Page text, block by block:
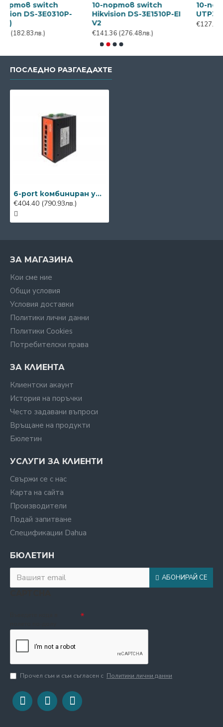
EI
10-портов switch UTEPO
UTP3-SW08-TP120-A1
(249.72лв.)
100m комбиниран
коаксиал +
€92.40
ПОСЛЕДНО РАЗГЛЕДАХТЕ
6-port комбиниран управляем PoE switch с UPS Wi-Tek WI-PMS306GF-UPS-I
€404.40 (790.93лв.)
ЗА МАГАЗИНА
Кои сме ние
Общи условия
Условия доставки
Политики лични данни
Политики Cookies
Потребителски права
ЗА КЛИЕНТА
Клиентски акаунт
История на поръчки
Често задавани въпроси
Връщане на продукти
Бюлетин
УСЛУГИ ЗА КЛИЕНТИ
Свържи се с нас
Карта на сайта
Производители
Подай запитване
Спецификации Dahua
БЮЛЕТИН
АБОНИРАЙ СЕ
Прочел съм и съм съгласен с Политики лични данни